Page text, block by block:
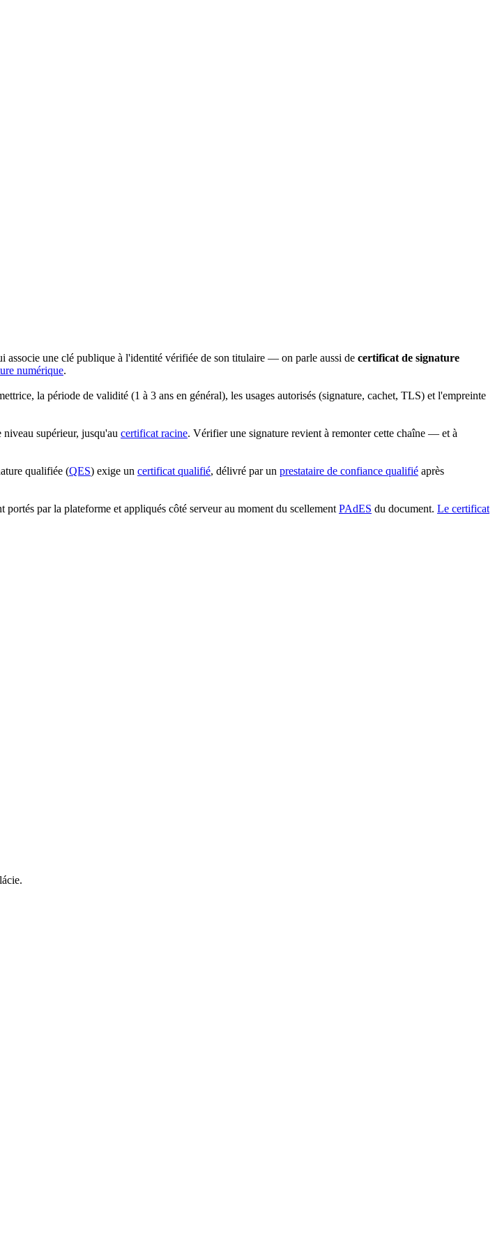
associe une clé publique à l'identité vérifiée de son titulaire — on parle aussi de certificat de signature
numérique.
la période de validité (1 à 3 ans en général), les usages autorisés (signature, cachet, TLS) et l'empreinte
supérieur, jusqu'au certificat racine. Vérifier une signature revient à remonter cette chaîne — et à
qualifiée (QES) exige un certificat qualifié, délivré par un prestataire de confiance qualifié après
par la plateforme et appliqués côté serveur au moment du scellement PAdES du document. Le certificat